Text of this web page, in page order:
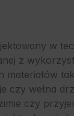
w
z
materiałów
czy wełna
czy